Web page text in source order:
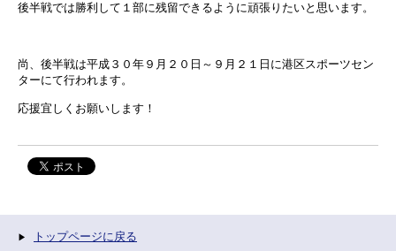
後半戦では勝利して１部に残留できるように頑張りたいと思います。
尚、後半戦は平成３０年９月２０日～９月２１日に港区スポーツセン
ターにて行われます。
応援宜しくお願いします！
トップページに戻る